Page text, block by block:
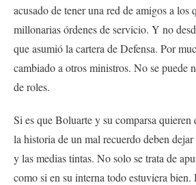
acusado de tener una red de amigos a los
millonarias órdenes de servicio. Y no
que asumió la cartera de Defensa. Por
cambiado a otros ministros. No se puede
de roles.
Si es que Boluarte y su comparsa quieren
la historia de un mal recuerdo deben
y las medias tintas. No solo se trata de
como si en su interna todo estuviera bien.